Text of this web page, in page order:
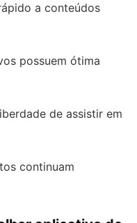
a conteúdos
possuem ótima
de assistir em
continuam